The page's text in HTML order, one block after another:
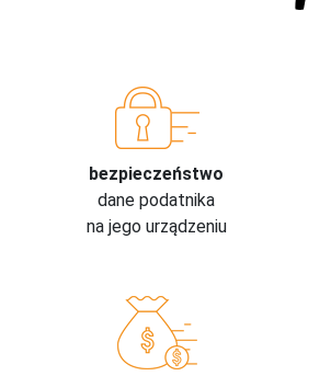
bezpieczeństwo
dane podatnika
na jego urządzeniu